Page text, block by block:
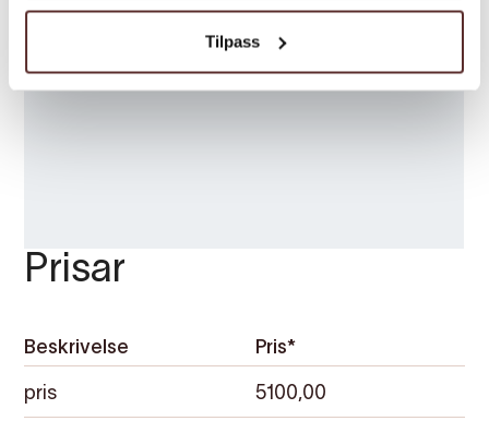
Tilpass
* Guide
Pakken har ei aldersgrense på 15 år, men
passar best for personar i aldersgruppa 25 –
Prisar
Beskrivelse Pris*
pris 5100,00